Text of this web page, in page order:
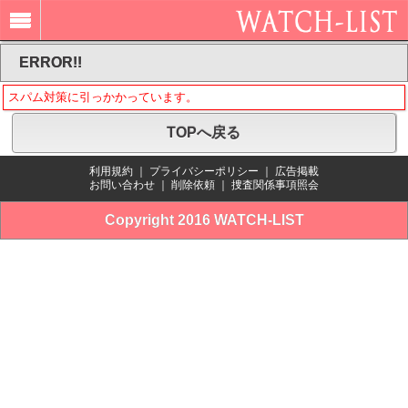
ERROR!!
スパム対策に引っかかっています。
TOPへ戻る
利用規約 プライバシーポリシー
広告掲載
お問い合わせ
削除依頼 捜査関係事項照会
Copyright 2016 WATCH-LIST